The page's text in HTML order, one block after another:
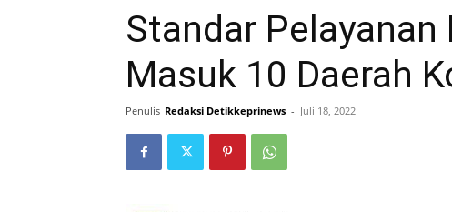
Standar Pelayanan
Masuk 10 Daerah
Penulis Redaksi Detikkeprinews - Juli 18, 2022